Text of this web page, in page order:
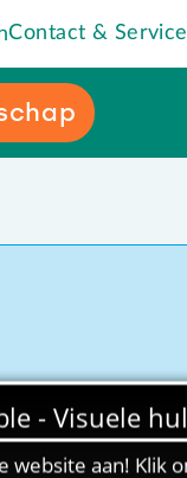
Contact & Service